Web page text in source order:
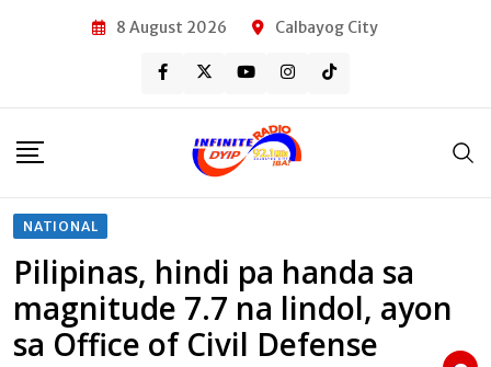
8 August 2026 Calbayog City
NATIONAL
Pilipinas, hindi pa handa sa
magnitude 7.7 na lindol, ayon
sa Office of Civil Defense